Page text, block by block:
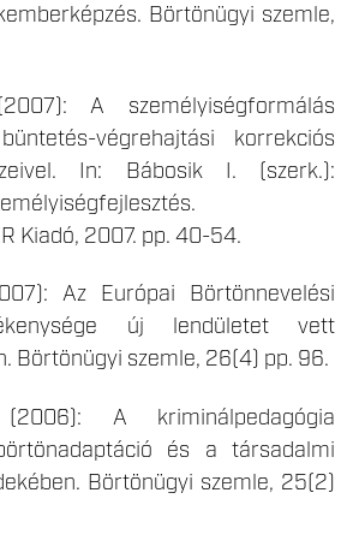
Börtönügyi szemle,
A személyiségformálás
végrehajtási korrekciós
In: Bábosik I. (szerk.):
Kiadó, 2007. pp. 40-54.
Az Európai Börtönnevelési
új lendületet vett
Börtönügyi szemle, 26(4) pp. 96.
A kriminálpedagógia
és a társadalmi
Börtönügyi szemle, 25(2)